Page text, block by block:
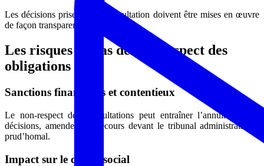
Les décisions prises après consultation doivent être mises en œuvre
de façon transparente.
Les risques en cas de non-respect des
obligations
Sanctions financières et contentieux
Le non-respect des consultations peut entraîner l’annulation des
décisions, amendes, ou recours devant le tribunal administratif ou
prud’homal.
Impact sur le climat social